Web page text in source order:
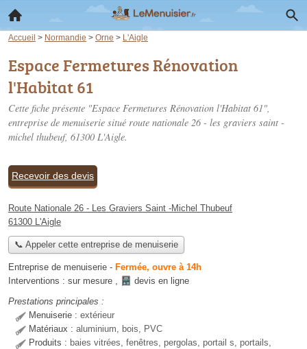
Accueil > Normandie > Orne > L'Aigle
Espace Fermetures Rénovation
l'Habitat 61
Cette fiche présente "Espace Fermetures Rénovation l'Habitat 61",
entreprise de menuiserie situé route nationale 26 - les graviers saint -
michel thubeuf, 61300 L'Aigle.
Recevoir des devis
Route Nationale 26 - Les Graviers Saint -Michel Thubeuf
61300 L'Aigle
📞 Appeler cette entreprise de menuiserie
Entreprise de menuiserie - Fermée, ouvre à 14h
Interventions : sur mesure ,
devis en ligne
Prestations principales :
Menuiserie : extérieur
Matériaux : aluminium, bois, PVC
Produits : baies vitrées, fenêtres, pergolas, portail s, portails,